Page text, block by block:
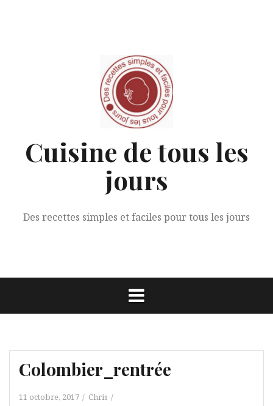
Cuisine de tous les
jours
Des recettes simples et faciles pour tous les jours
Colombier_rentrée
11 octobre, 2017 Chris